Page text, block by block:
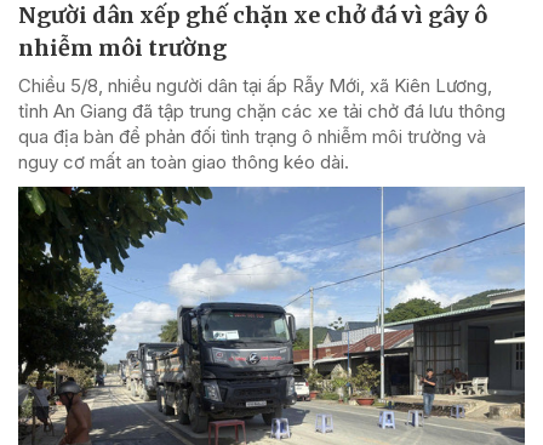
Người dân xếp ghế chặn xe chở đá vì gây ô
nhiễm môi trường
Chiều 5/8, nhiều người dân tại ấp Rẫy Mới, xã Kiên Lương,
tỉnh An Giang đã tập trung chặn các xe tải chở đá lưu thông
qua địa bàn để phản đối tình trạng ô nhiễm môi trường và
nguy cơ mất an toàn giao thông kéo dài.